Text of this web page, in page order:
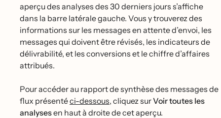
aperçu des analyses des 30 derniers jours s’affiche
dans la barre latérale gauche. Vous y trouverez des
informations sur les messages en attente d’envoi, les
messages qui doivent être révisés, les indicateurs de
délivrabilité, et les conversions et le chiffre d’affaires
attribués.
Pour accéder au rapport de synthèse des messages de
flux présentéci-dessous, cliquez surVoir toutes les
analysesen haut à droite de cet aperçu.